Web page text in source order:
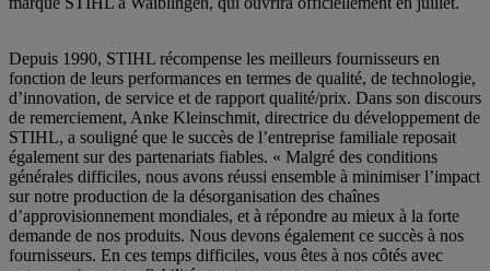
Depuis 1990, STIHL récompense les meilleurs fournisseurs en
fonction de leurs performances en termes de qualité, de technologie,
d’innovation, de service et de rapport qualité/prix. Dans son discours
de remerciement, Anke Kleinschmit, directrice du développement de
STIHL, a souligné que le succès de l’entreprise familiale reposait
également sur des partenariats fiables. « Malgré des conditions
générales difficiles, nous avons réussi ensemble à minimiser l’impact
sur notre production de la désorganisation des chaînes
d’approvisionnement mondiales, et à répondre au mieux à la forte
demande de nos produits. Nous devons également ce succès à nos
fournisseurs. En ces temps difficiles, vous êtes à nos côtés avec